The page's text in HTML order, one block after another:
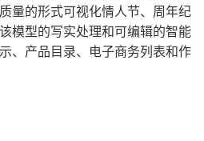
量的形式可视化情人节、周年纪
模型的写实处理和可编辑的智能
、产品目录、电子商务列表和作